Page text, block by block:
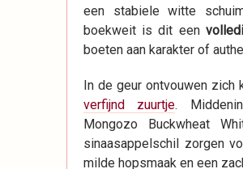
een stabiele witte
boekweit is dit een
boeten aan karakter of
In de geur ontvouwen zich
verfijnd zuurtje.
Mongozo Buckwheat
sinaasappelschil zorgen
milde hopsmaak en een